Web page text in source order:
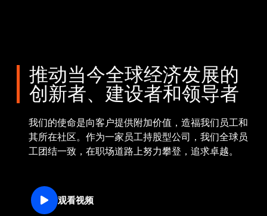
推动当今全球经济发展的
创新者、建设者和领导者
我们的使命是向客户提供附加价值，造福我们员工和
其所在社区。作为一家员工持股型公司，我们全球员
工团结一致，在职场道路上努力攀登，追求卓越。
观看视频